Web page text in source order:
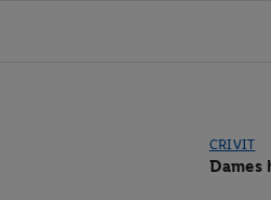
CRIVIT
Dames